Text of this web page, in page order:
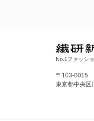
No.1ファッシ
〒103-0015
東京都中央区